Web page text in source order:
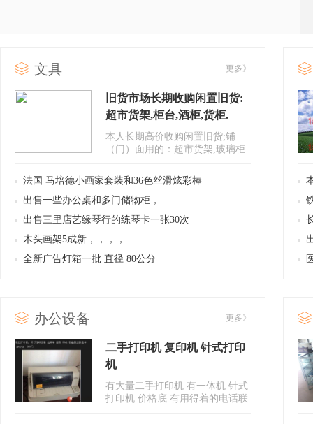
更多》
文具
旧货市场长期收购闲置旧货:
超市货架,柜台,酒柜,货柜.
本人长期高价收购闲置旧货;铺
（门）面用的：超市货架,玻璃柜
货..
法国 马培德小画家套装和36色丝滑炫彩棒
出售一些办公桌和多门储物柜，
出售三里店艺缘琴行的练琴卡一张30次
木头画架5成新，，，，
全新广告灯箱一批 直径 80公分
更多》
办公设备
二手打印机 复印机 针式打印
机
有大量二手打印机 有一体机 针式
打印机 价格底 有用得着的电话联